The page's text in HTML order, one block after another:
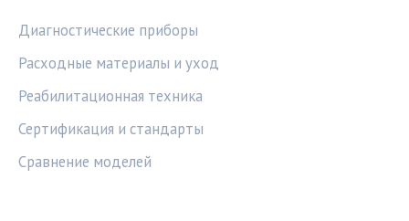
Диагностические приборы
Расходные материалы и уход
Реабилитационная техника
Сертификация и стандарты
Сравнение моделей